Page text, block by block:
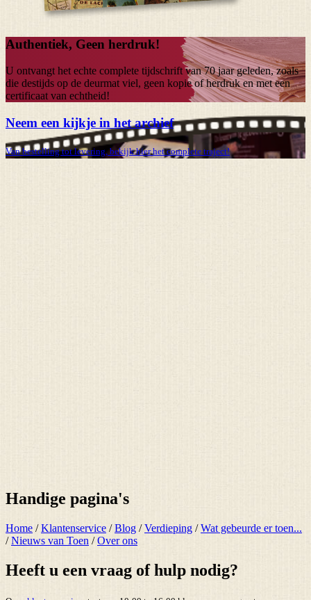
Authentiek, Geen herdruk!
U ontvangt het echte complete tijdschrift van70 jaargeleden, zoals
die destijds op de deurmat viel, geen kopie of herdruk en met een
certificaat van echtheid!
Neem een kijkje in het archief
Van bestelling tot levering, bekijk hier het complete traject!
Handige pagina's
Home /Klantenservice /Blog /Verdieping /Wat gebeurde er toen...
/Nieuws van Toen /Over ons
Heeft u een vraag of hulp nodig?